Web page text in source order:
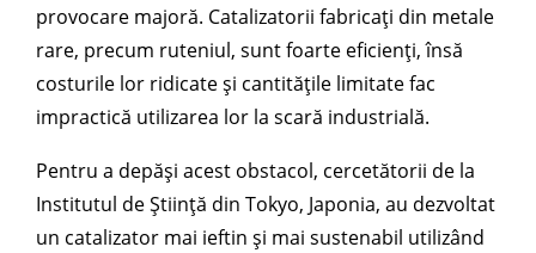
provocare majoră. Catalizatorii fabricați din metale
rare, precum ruteniul, sunt foarte eficienți, însă
costurile lor ridicate și cantitățile limitate fac
impractică utilizarea lor la scară industrială.
Pentru a depăși acest obstacol, cercetătorii de la
Institutul de Știință din Tokyo, Japonia, au dezvoltat
un catalizator mai ieftin și mai sustenabil utilizând